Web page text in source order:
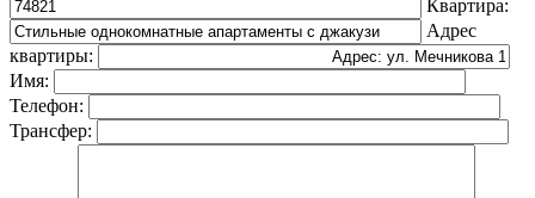
Квартира:
Адрес
квартиры:
Имя:
Телефон:
Трансфер: